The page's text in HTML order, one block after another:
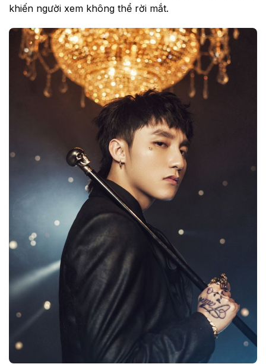
khiến người xem không thể rời mắt.